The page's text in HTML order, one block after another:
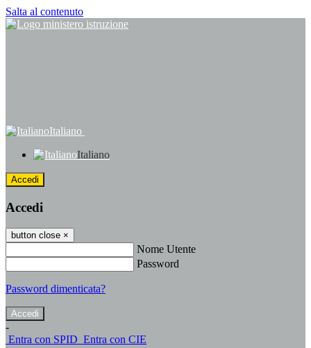
Salta al contenuto
Italiano
Italiano
Accedi
Accedi
button close ×
Nome Utente
Password
Password dimenticata?
-
Entra con SPID Entra con CIE